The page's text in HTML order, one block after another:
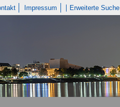
Impressum Erweiterte Suche